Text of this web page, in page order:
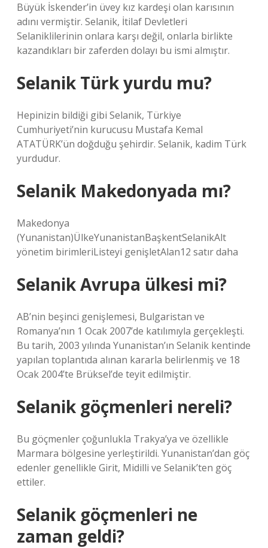
Büyük İskender’in üvey kız kardeşi olan karısının
adını vermiştir. Selanik, İtilaf Devletleri
Selaniklilerinin onlara karşı değil, onlarla birlikte
kazandıkları bir zaferden dolayı bu ismi almıştır.
Selanik Türk yurdu mu?
Hepinizin bildiği gibi Selanik, Türkiye
Cumhuriyeti’nin kurucusu Mustafa Kemal
ATATÜRK’ün doğduğu şehirdir. Selanik, kadim Türk
yurdudur.
Selanik Makedonyada mı?
Makedonya
(Yunanistan)ÜlkeYunanistanBaşkentSelanikAlt
yönetim birimleriListeyi genişletAlan12 satır daha
Selanik Avrupa ülkesi mi?
AB’nin beşinci genişlemesi, Bulgaristan ve
Romanya’nın 1 Ocak 2007’de katılımıyla gerçekleşti.
Bu tarih, 2003 yılında Yunanistan’ın Selanik kentinde
yapılan toplantıda alınan kararla belirlenmiş ve 18
Ocak 2004’te Brüksel’de teyit edilmiştir.
Selanik göçmenleri nereli?
Bu göçmenler çoğunlukla Trakya’ya ve özellikle
Marmara bölgesine yerleştirildi. Yunanistan’dan göç
edenler genellikle Girit, Midilli ve Selanik’ten göç
ettiler.
Selanik göçmenleri ne
zaman geldi?